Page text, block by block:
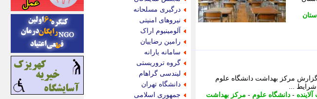
مرکز بهداشت دانشگاه علوم
...
- دانشگاه علوم - مرکز بهداشت
درگیری مسلحانه
نیروهای امنیتی
آلومینیوم اراک
رامین رضاییان
سامانه یارانه
گروه تروریستی
لیندسی گراهام
دانشگاه تهران
جمهوری اسلامی
اینتیتر
ایونا نیوز
بازتاب آنلاین
باشگاه خبرنگاران
باغستان نیوز
بامبوک
ببین و بخون
بدینسان
بنکر